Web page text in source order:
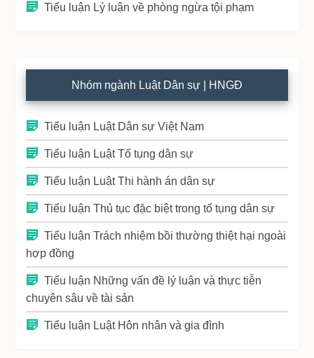
Tiểu luận Lý luận về phòng ngừa tội phạm
Nhóm ngành Luật Dân sự | HNGĐ
Tiểu luận Luật Dân sự Việt Nam
Tiểu luận Luật Tố tụng dân sự
Tiểu luận Luật Thi hành án dân sự
Tiểu luận Thủ tục đặc biệt trong tố tụng dân sự
Tiểu luận Trách nhiệm bồi thường thiệt hại ngoài
hợp đồng
Tiểu luận Những vấn đề lý luận và thực tiễn
chuyên sâu về tài sản
Tiểu luận Luật Hôn nhân và gia đình